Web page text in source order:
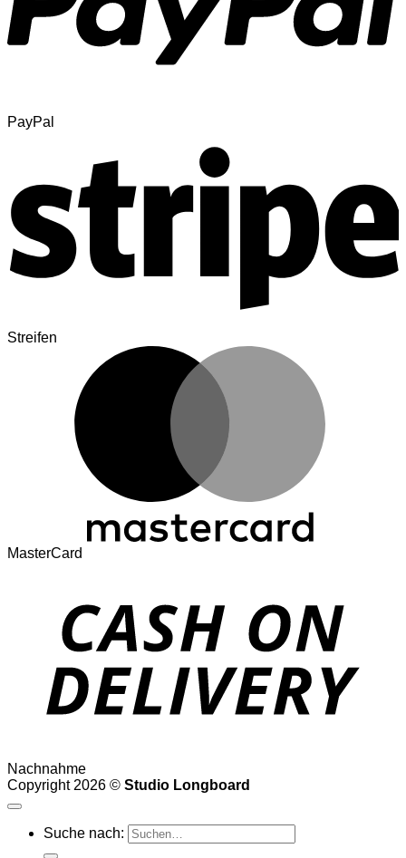
PayPal
Streifen
MasterCard
Nachnahme
Copyright 2026 © Studio Longboard
Suche nach: